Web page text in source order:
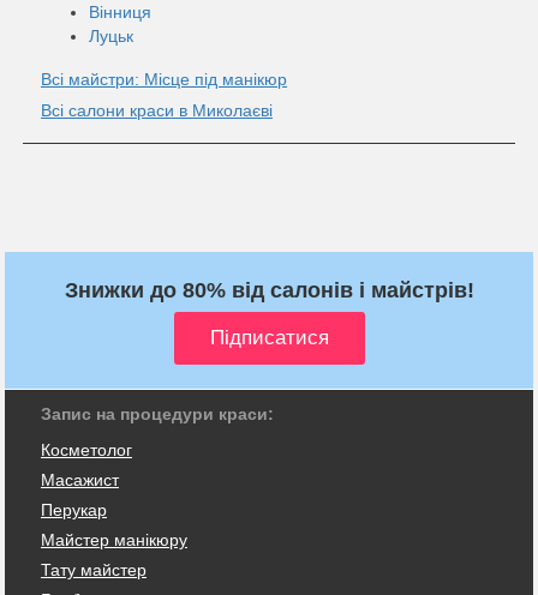
Вінниця
Луцьк
Всі майстри: Місце під манікюр
Всі салони краси в Миколаєві
Знижки до 80% від салонів і майстрів!
Запис на процедури краси:
Косметолог
Масажист
Перукар
Майстер манікюру
Тату майстер